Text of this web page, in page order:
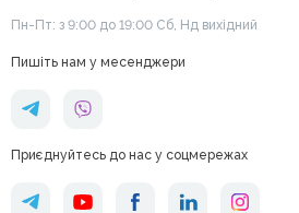
Пн-Пт: з 9:00 до 19:00 Cб, Нд вихідний
Пишіть нам у месенджери
Приєднуйтесь до нас у соцмережах